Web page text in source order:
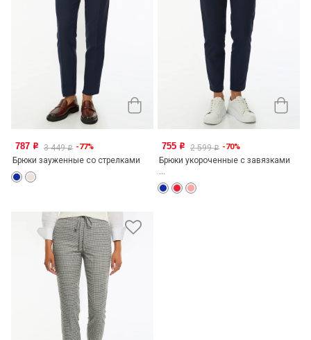
787 o 3 449o -77%
Брюки зауженные со стрелками
755 o 2 599o -70%
Брюки укороченные с завязками
...